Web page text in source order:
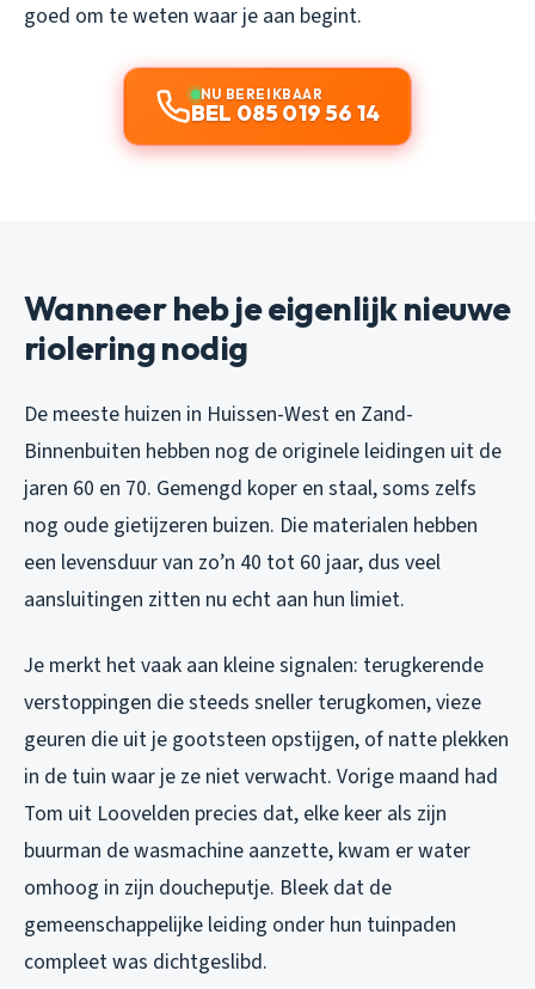
goed om te weten waar je aan begint.
NU BEREIKBAAR
BEL 085 019 56 14
Wanneer heb je eigenlijk nieuwe
riolering nodig
De meeste huizen in Huissen-West en Zand-
Binnenbuiten hebben nog de originele leidingen uit de
jaren 60 en 70. Gemengd koper en staal, soms zelfs
nog oude gietijzeren buizen. Die materialen hebben
een levensduur van zo’n 40 tot 60 jaar, dus veel
aansluitingen zitten nu echt aan hun limiet.
Je merkt het vaak aan kleine signalen: terugkerende
verstoppingen die steeds sneller terugkomen, vieze
geuren die uit je gootsteen opstijgen, of natte plekken
in de tuin waar je ze niet verwacht. Vorige maand had
Tom uit Loovelden precies dat, elke keer als zijn
buurman de wasmachine aanzette, kwam er water
omhoog in zijn doucheputje. Bleek dat de
gemeenschappelijke leiding onder hun tuinpaden
compleet was dichtgeslibd.